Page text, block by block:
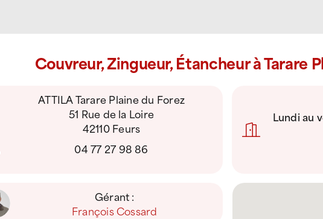
Couvreur, Zingueur, Étancheur à Tarare
ATTILA Tarare Plaine du Forez
51 Rue de la Loire
42110 Feurs
04 77 27 98 86
Lundi au
Gérant :
François Cossard